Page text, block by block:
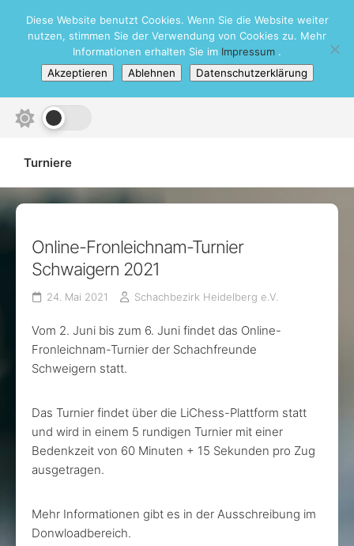
content
Schachbezirk Heidelberg e.V.
Turniere
Online-Fronleichnam-Turnier
Schwaigern 2021
24. Mai 2021 Schachbezirk Heidelberg e.V.
Vom 2. Juni bis zum 6. Juni findet das Online-
Fronleichnam-Turnier der Schachfreunde
Schweigern statt.
Das Turnier findet über die LiChess-Plattform statt
und wird in einem 5 rundigen Turnier mit einer
Bedenkzeit von 60 Minuten + 15 Sekunden pro Zug
ausgetragen.
Mehr Informationen gibt es in der Ausschreibung im
Donwloadbereich.
Diese Website benutzt Cookies. Wenn Sie die Website weiter
nutzen, stimmen Sie der Verwendung von Cookies zu. Mehr
Informationen erhalten Sie im Impressum .
Akzeptieren
Ablehnen Datenschutzerklärung